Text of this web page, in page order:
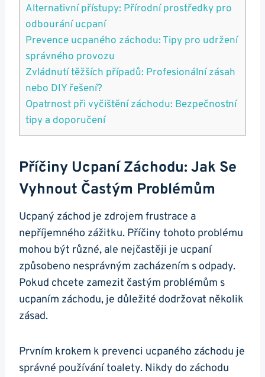
Alternativní přístupy: ‍Přírodní ‌prostředky pro
odbourání ucpaní
Prevence ucpaného záchodu:⁣ Tipy‍ pro udržení
správného⁢ provozu
Zvládnutí těžších případů: Profesionální zásah​
nebo ⁤DIY‍ řešení?
Opatrnost⁤ při vyčištění záchodu: Bezpečnostní
tipy a doporučení
Příčiny Ucpaní Záchodu: Jak​ Se
Vyhnout Častým Problémům
Ucpaný záchod je zdrojem⁤ frustrace a
nepříjemného‍ zážitku. Příčiny tohoto problému
mohou být různé, ale ⁤nejčastěji je ucpaní
způsobeno nesprávným zacházením s odpady.⁣
Pokud chcete zamezit častým problémům s
⁢ucpaním záchodu, je důležité⁤ dodržovat několik
‌zásad.
Prvním ⁢krokem k prevenci ucpaného​ záchodu ⁣je
správné ‍používání toalety. Nikdy do záchodu